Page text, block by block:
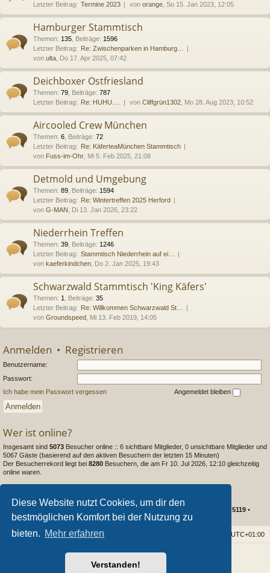
Diese Website nutzt Cookies, um dir den
bestmöglichen Komfort bei der Nutzung zu
bieten. Mehr erfahren
Verstanden!
Letzter Beitrag: Termine 2023 von orange , So 15. Jan 2023, 12:05
Hamburger Stammtisch
Themen: 135 Beiträge: 1596
Letzter Beitrag: Re: Zwischenparken in Hamburg…
von ulta , Do 17. Apr 2025, 07:42
Deichboxer Ostfriesland
Themen: 79 Beiträge: 787
Letzter Beitrag: Re: HUHU…. von Cliffgrün1302 , Mo 28. Aug 2023, 10:52
Aircooled Crew München
Themen: 6 Beiträge: 72
Letzter Beitrag: Re: KäferteaMünchen Stammtisch
von Fuss-im-Ohr , Mi 5. Feb 2025, 21:08
Detmold und Umgebung
Themen: 89 Beiträge: 1594
Letzter Beitrag: Re: Wintertreffen 2025 Herford
von G-MAN , Di 13. Jan 2026, 23:22
Niederrhein Treffen
Themen: 39 Beiträge: 1246
Letzter Beitrag: Stammtisch Niederrhein auf ei…
von kaeferkindchen , Do 2. Jan 2025, 19:43
Schwarzwald Stammtisch 'King Käfers'
Themen: 1 Beiträge: 35
Letzter Beitrag: Re: Willkommen Schwarzwald St…
von Groundspeed , Mi 13. Feb 2019, 14:05
Anmelden • Registrieren
Benutzername:
Passwort:
Ich habe mein Passwort vergessen
Angemeldet bleiben
Wer ist online?
Insgesamt sind 5073 Besucher online :: 6 sichtbare Mitglieder, 0 unsichtbare Mitglieder und
5067 Gäste (basierend auf den aktiven Besuchern der letzten 15 Minuten)
Der Besucherrekord liegt bei 8280 Besuchern, die am Fr 10. Jul 2026, 12:10 gleichzeitig
online waren.
Statistik
• Themen insgesamt 5119 •
Unser neuestes Mitglied: Matthias63
Foren-Übersicht UTC+01:00
Powered byphpBB® Forum Software © phpBB Limited
Style vonArty- phpBB 3.3 von MrGaby